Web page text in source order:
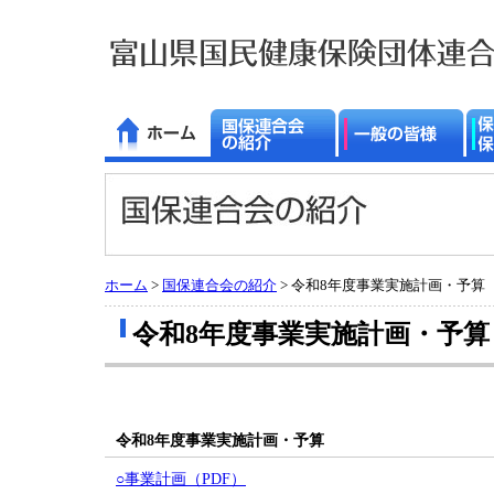
ホーム > 国保連合会の紹介 > 令和8年度事業実施計画・予算
令和8年度事業実施計画・予算
令和8年度事業実施計画・予算
○事業計画（PDF）